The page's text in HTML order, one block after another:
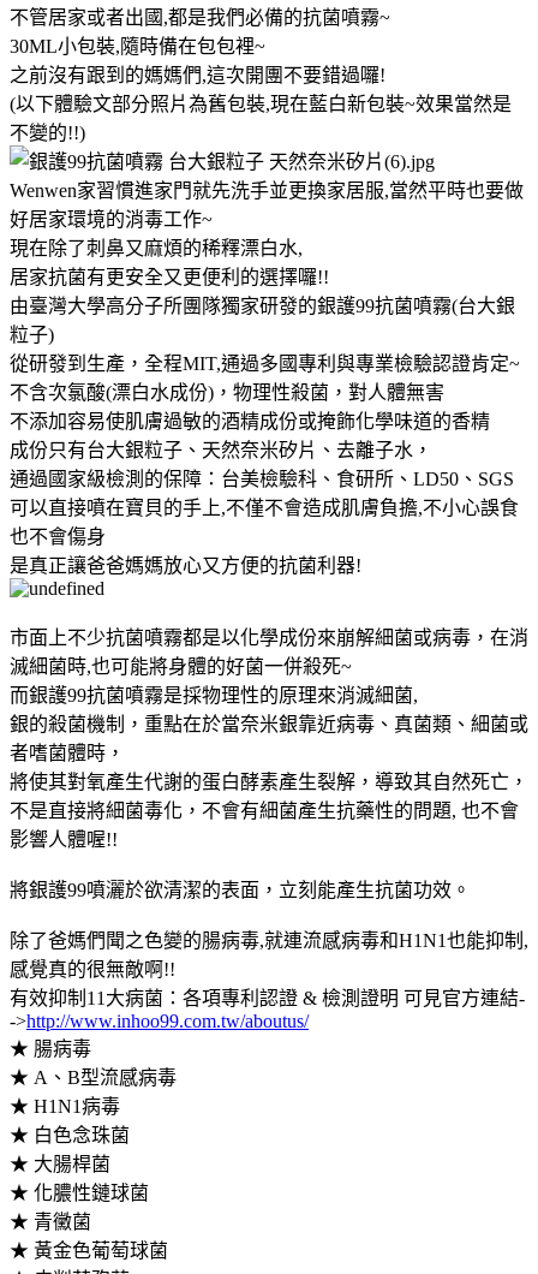
不管居家或者出國,都是我們必備的抗菌噴霧~
30ML小包裝,隨時備在包包裡~
之前沒有跟到的媽媽們,這次開團不要錯過囉!
(以下體驗文部分照片為舊包裝,現在藍白新包裝~效果當然是
不變的!!)
Wenwen家習慣進家門就先洗手並更換家居服,當然平時也要做
好居家環境的消毒工作~
現在除了刺鼻又麻煩的稀釋漂白水,
居家抗菌有更安全又更便利的選擇囉!!
由臺灣大學高分子所團隊獨家研發的銀護99抗菌噴霧(台大銀
粒子)
從研發到生產，全程MIT,通過多國專利與專業檢驗認證肯定~
不含次氯酸(漂白水成份)，物理性殺菌，對人體無害
不添加容易使肌膚過敏的酒精成份或掩飾化學味道的香精
成份只有台大銀粒子、天然奈米矽片、去離子水，
通過國家級檢測的保障：台美檢驗科、食研所、LD50、SGS
可以直接噴在寶貝的手上,不僅不會造成肌膚負擔,不小心誤食
也不會傷身
是真正讓爸爸媽媽放心又方便的抗菌利器!
市面上不少抗菌噴霧都是以化學成份來崩解細菌或病毒，在消
滅細菌時,也可能將身體的好菌一併殺死~
而銀護99抗菌噴霧是採物理性的原理來消滅細菌,
銀的殺菌機制，重點在於當奈米銀靠近病毒、真菌類、細菌或
者嗜菌體時，
將使其對氧產生代謝的蛋白酵素產生裂解，導致其自然死亡，
不是直接將細菌毒化，不會有細菌產生抗藥性的問題, 也不會
影響人體喔!!
將銀護99噴灑於欲清潔的表面，立刻能產生抗菌功效。
除了爸媽們聞之色變的腸病毒,就連流感病毒和H1N1也能抑制,
感覺真的很無敵啊!!
有效抑制11大病菌：各項專利認證 & 檢測證明 可見官方連結-
->http://www.inhoo99.com.tw/aboutus/
★ 腸病毒
★ A、B型流感病毒
★ H1N1病毒
★ 白色念珠菌
★ 大腸桿菌
★ 化膿性鏈球菌
★ 青黴菌
★ 黃金色葡萄球菌